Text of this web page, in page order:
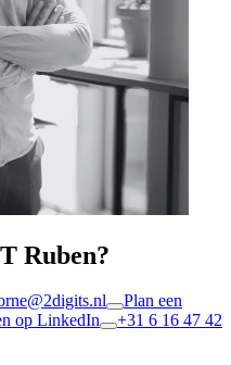
Ruben?
Plan een
op LinkedIn
+31 6 16 47 42